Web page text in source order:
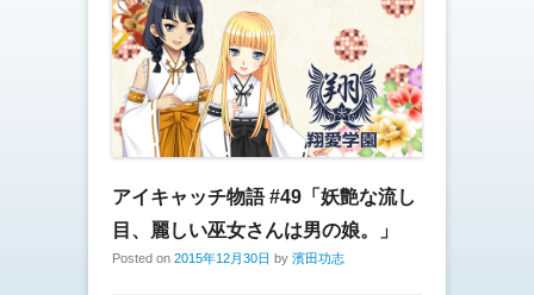
アイキャッチ物語 #49「妖艶な流し
目、麗しい巫女さんは男の娘。」
Posted on 2015年12月30日 by 濱田功志